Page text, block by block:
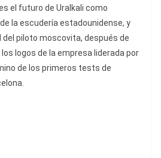
el futuro de Uralkali como
la escudería estadounidense, y
piloto moscovita, después de
logos de la empresa liderada por
de los primeros tests de